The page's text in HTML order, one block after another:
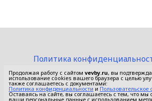
Политика
Пользовательское
© 2015-2026 Сетевое издание «Фактом».
Федеральной службе по надзору в
информационных технологий и массовых
Продолжая работу с сайтом vevby.ru, вы
использование cookies вашего браузера с целью
также соглашаетесь с документами:
Политика конфиденциальности и Пользовательское
Оставаясь на сайте, вы соглашаетесь с тем, что мы
ваши персональные данные с использованием